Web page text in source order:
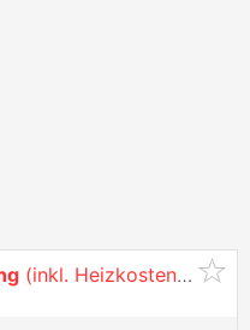
(inkl. Heizkosten) an der Erdberger Lände